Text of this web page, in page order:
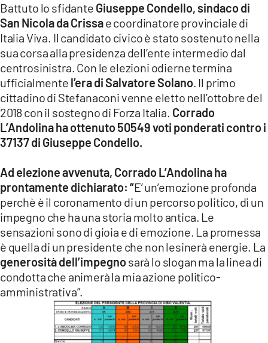
Battuto lo sfidante Giuseppe Condello, sindaco di
San Nicola da Crissae coordinatore provinciale di
Italia Viva. Il candidato civico è stato sostenuto nella
sua corsa alla presidenza dell’ente intermedio dal
centrosinistra. Con le elezioni odierne termina
ufficialmente l’era di Salvatore Solano. Il primo
cittadino di Stefanaconi venne eletto nell’ottobre del
2018 con il sostegno di Forza Italia. Corrado
L’Andolina ha ottenuto 50549 voti ponderati contro i
37137 di Giuseppe Condello.
Ad elezione avvenuta, Corrado L’Andolina ha
prontamente dichiarato: “E’ un’emozione profonda
perchè è il coronamento di un percorso politico, di un
impegno che ha una storia molto antica. Le
sensazioni sono di gioia e di emozione. La promessa
è quella di un presidente che non lesinerà energie. La
generosità dell’impegnosarà lo slogan ma la linea di
condotta che animerà la mia azione politico-
amministrativa”.